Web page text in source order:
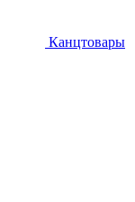
Канцтовары